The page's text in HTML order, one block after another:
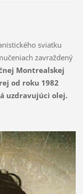
sviatku
zavraždený
Montrealskej
od roku 1982
uzdravujúci olej.